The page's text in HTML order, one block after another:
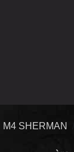
M4 SHERMAN